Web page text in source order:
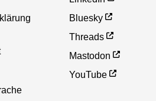
Bluesky
Threads
Mastodon
YouTube